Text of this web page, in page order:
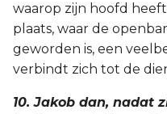
waarop zijn hoofd
plaats, waar de
geworden is, een
verbindt zich tot de
10. Jakob dan, nadat